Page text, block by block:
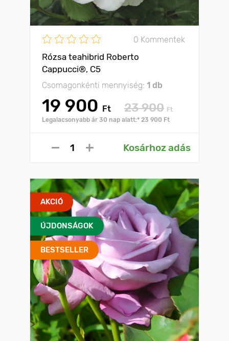
0 Kommentek
Rózsa teahibrid Roberto
Cappucci®, C5
Csomagonkénti mennyiség: 1 db
19 900 Ft 23 900 Ft
Legalacsonyabb ár 30 nap alatt:* 23 900 Ft
Kosárhoz adás
AKCIÓ
ÚJDONSÁGOK
BESTSELLER